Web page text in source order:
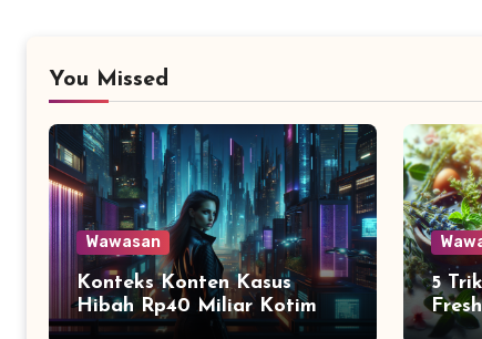
You Missed
Wawasan
Konteks Konten Kasus
Hibah Rp40 Miliar Kotim
5